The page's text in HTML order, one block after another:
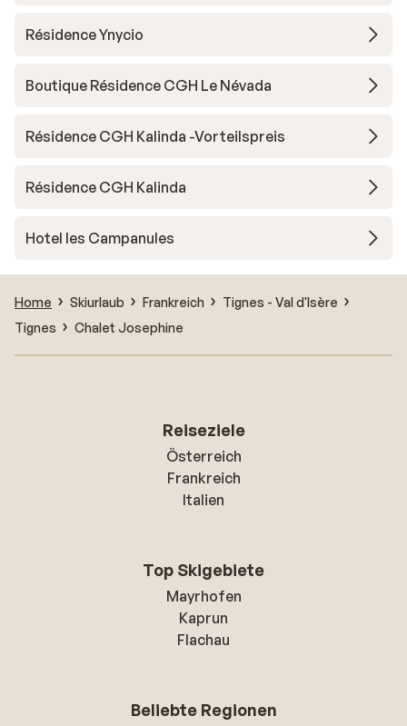
Résidence Ynycio
Boutique Résidence CGH Le Névada
Résidence CGH Kalinda -Vorteilspreis
Résidence CGH Kalinda
Hotel les Campanules
Home Skiurlaub Frankreich
Tignes - Val d'Isère
Tignes
Chalet Josephine
Reiseziele
Österreich
Frankreich
Italien
Top Skigebiete
Mayrhofen
Kaprun
Flachau
Beliebte Regionen